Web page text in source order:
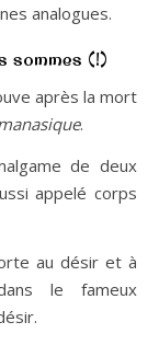
analogues.
sommes (!)
après la mort
.
de deux
appelé corps
au désir et à
le fameux